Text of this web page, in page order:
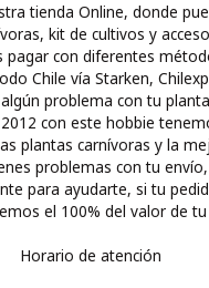
tienda Online, donde
kit de cultivos y
pagar con diferentes
Chile vía Starken,
problema con tu
con este hobbie
plantas carnívoras y la
problemas con tu
para ayudarte, si tu
el 100% del valor de
Horario de atención